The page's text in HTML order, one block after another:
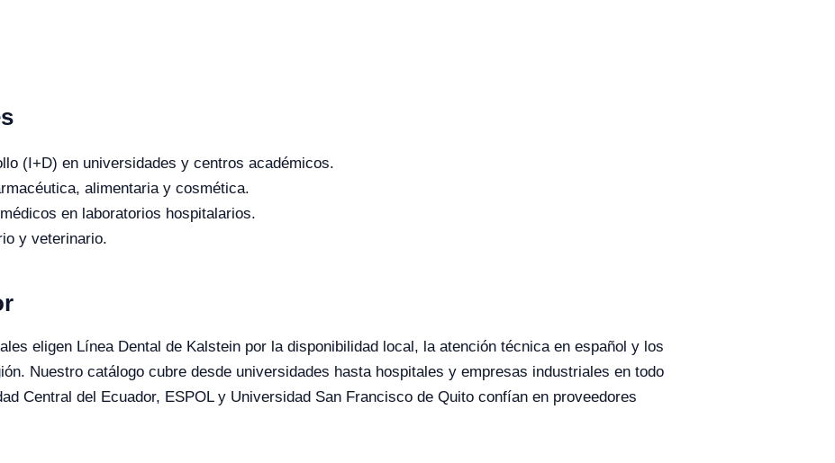
(I+D) en universidades y centros académicos.
alimentaria y cosmética.
en laboratorios hospitalarios.
y veterinario.
eligen Línea Dental de Kalstein por la disponibilidad local, la atención técnica en español y los
Nuestro catálogo cubre desde universidades hasta hospitales y empresas industriales en todo
Central del Ecuador, ESPOL y Universidad San Francisco de Quito confían en proveedores